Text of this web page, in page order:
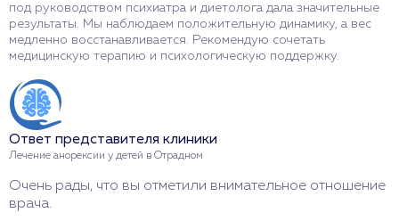
под руководством психиатра и диетолога дала значительные
результаты. Мы наблюдаем положительную динамику, а вес
медленно восстанавливается. Рекомендую сочетать
медицинскую терапию и психологическую поддержку.
Ответ представителя клиники
Лечение анорексии у детей в Отрадном
Очень рады, что вы отметили внимательное отношение
врача.